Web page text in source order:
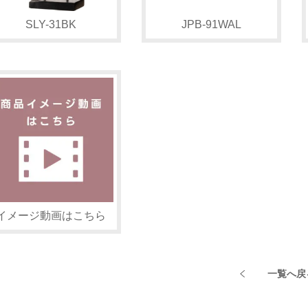
SLY-31BK JPB-91WAL
メージ動画はこちら
一覧へ戻